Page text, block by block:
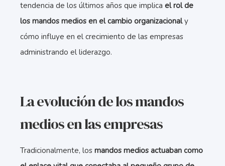
tendencia de los últimos años que implica el rol de
los mandos medios en el cambio organizacionaly
cómo influye en el crecimiento de las empresas
administrando el liderazgo.
La evolución de los mandos
medios en las empresas
Tradicionalmente, los mandos medios actuaban como